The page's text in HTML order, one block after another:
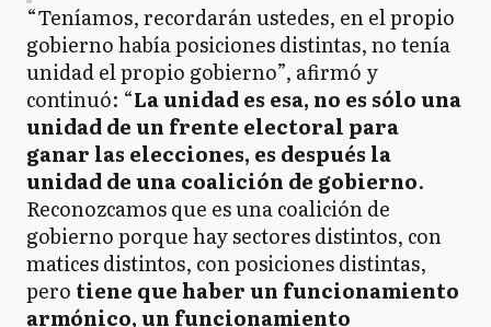
“Teníamos, recordarán ustedes, en el propio
gobierno había posiciones distintas, no tenía
unidad el propio gobierno”, afirmó y
continuó: “La unidad es esa, no es sólo una
unidad de un frente electoral para
ganar las elecciones, es después la
unidad de una coalición de gobierno.
Reconozcamos que es una coalición de
gobierno porque hay sectores distintos, con
matices distintos, con posiciones distintas,
pero tiene que haber un funcionamiento
armónico, un funcionamiento